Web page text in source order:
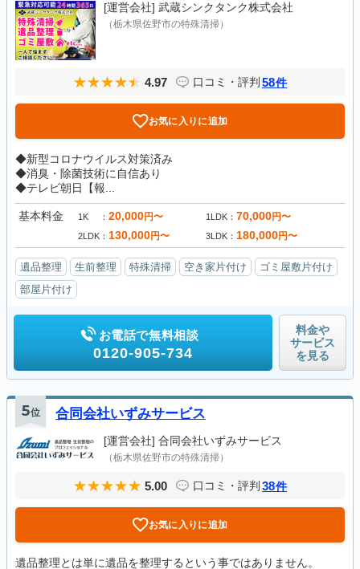
[運営会社] 武蔵シンクタンク株式会社
（栃木県佐野市の特殊清掃）
4.97 口コミ・評判 58件
お気に入りに追加
◆新型コロナウイルス対策済み
◆消臭・除菌技術に自信あり
◆テレビ朝日【報...
基本料金 1K 20,000円〜 1LDK 70,000円〜
2LDK 130,000円〜 3LDK 180,000円〜
遺品整理 生前整理 特殊清掃 空き家片付け
ゴミ屋敷片付け
部屋片付け
お電話で無料相談
0120-905-734
料金や
サービス
を見る
5位 合同会社いずみサービス
[運営会社] 合同会社いずみサービス
（栃木県佐野市の特殊清掃）
5.00 口コミ・評判 38件
お気に入りに追加
遺品整理とは単に遺品を整理するという事ではありません。